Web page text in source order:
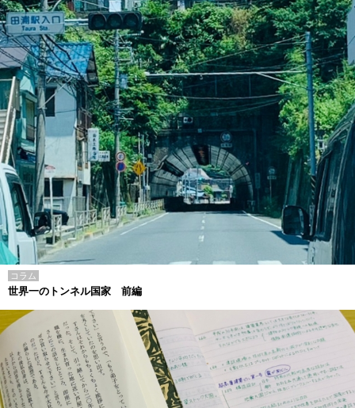
コラム
世界一のトンネル国家 前編